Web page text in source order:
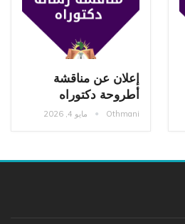
إعلان عن مناقشة
أطروحة دكتوراه
Othmani مايو 4, 2026